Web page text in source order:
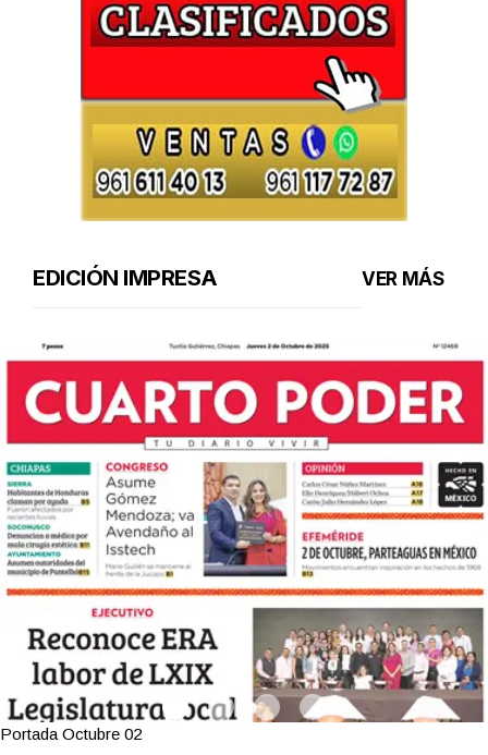
EDICIÓN IMPRESA VER MÁS
Portada Octubre 02